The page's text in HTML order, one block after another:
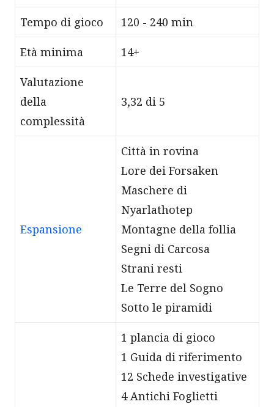
Tempo di gioco 120 - 240 min
Età minima 14+
Valutazione
della
complessità
3,32 di 5
Espansione
Città in rovina
Lore dei Forsaken
Maschere di
Nyarlathotep
Montagne della follia
Segni di Carcosa
Strani resti
Le Terre del Sogno
Sotto le piramidi
1 plancia di gioco
1 Guida di riferimento
12 Schede investigative
4 Antichi Foglietti